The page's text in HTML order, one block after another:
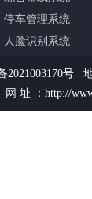
停车管理系统
人脸识别系统
2021003170号
址 ：http://